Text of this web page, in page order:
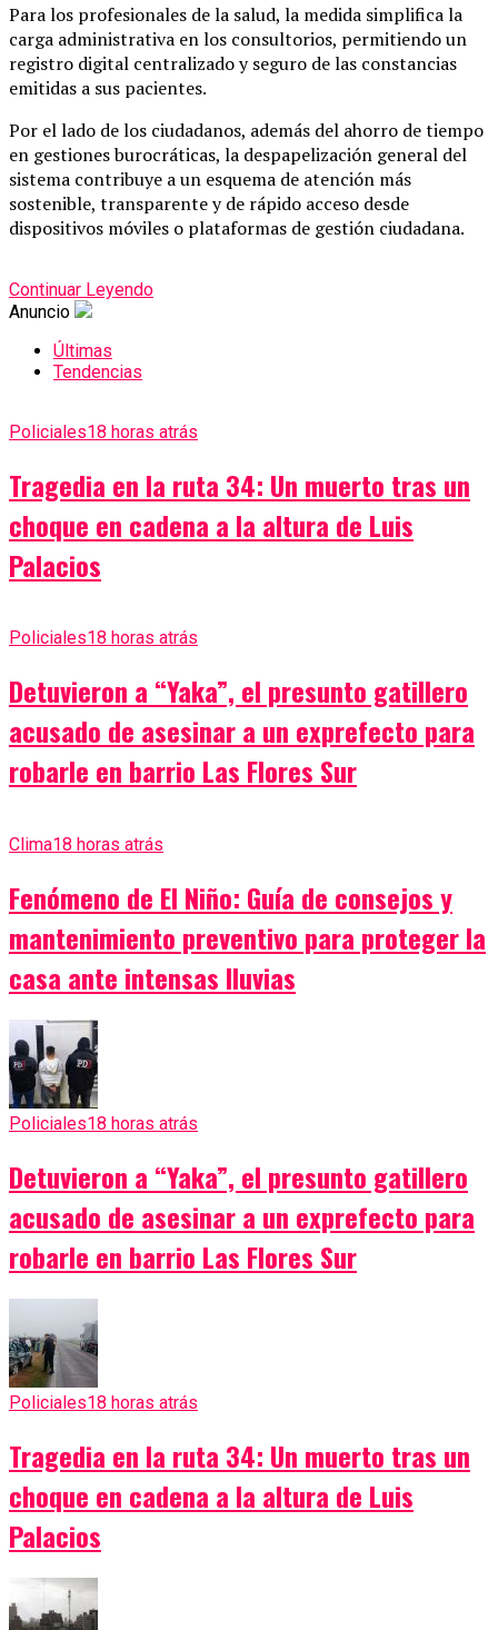
Para los profesionales de la salud, la medida simplifica la
carga administrativa en los consultorios, permitiendo un
registro digital centralizado y seguro de las constancias
emitidas a sus pacientes.
Por el lado de los ciudadanos, además del ahorro de tiempo
en gestiones burocráticas, la despapelización general del
sistema contribuye a un esquema de atención más
sostenible, transparente y de rápido acceso desde
dispositivos móviles o plataformas de gestión ciudadana.
Continuar Leyendo
Anuncio
Últimas
Tendencias
Policiales18 horas atrás
Tragedia en la ruta 34: Un muerto tras un
choque en cadena a la altura de Luis
Palacios
Policiales18 horas atrás
Detuvieron a “Yaka”, el presunto gatillero
acusado de asesinar a un exprefecto para
robarle en barrio Las Flores Sur
Clima18 horas atrás
Fenómeno de El Niño: Guía de consejos y
mantenimiento preventivo para proteger la
casa ante intensas lluvias
Policiales18 horas atrás
Detuvieron a “Yaka”, el presunto gatillero
acusado de asesinar a un exprefecto para
robarle en barrio Las Flores Sur
Policiales18 horas atrás
Tragedia en la ruta 34: Un muerto tras un
choque en cadena a la altura de Luis
Palacios